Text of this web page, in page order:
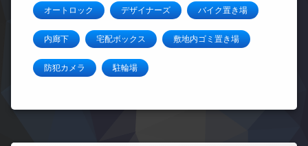
オートロック デザイナーズ バイク置き場
内廊下 宅配ボックス 敷地内ゴミ置き場
防犯カメラ 駐輪場